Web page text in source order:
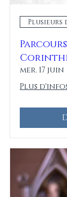
Plusieurs
mer. 17 juin
Plus